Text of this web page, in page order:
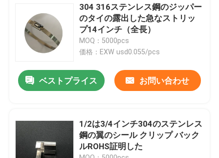
ジッパー ケーブルのタイ
ケーブルのタイの付属品
ケーブルのマーカーの版
電気ケーブル腺
304 316ステンレス鋼のジッパー
のタイの露出した急なストリッ
プ14インチ（全長）
MOQ：5000pcs
価格：EXW usd0.055/pcs
ベストプライス お問い合わせ
1/2は3/4インチ304のステンレス
鋼の翼のシール クリップ バック
ルROHS証明した